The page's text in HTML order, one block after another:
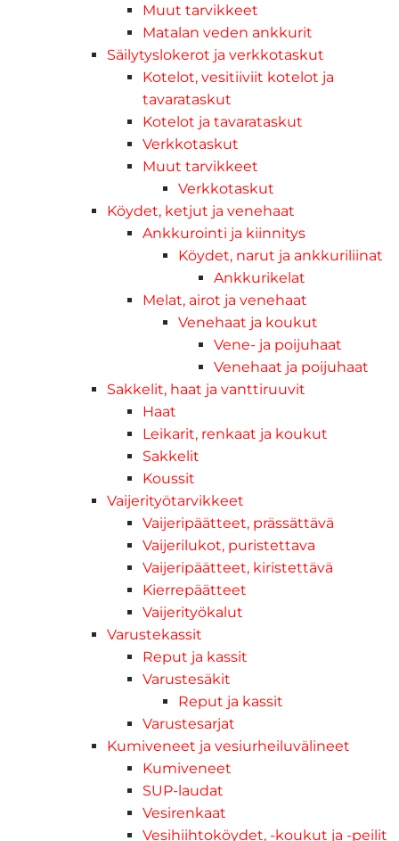
Muut tarvikkeet
Matalan veden ankkurit
Säilytyslokerot ja verkkotaskut
Kotelot, vesitiiviit kotelot ja
tavarataskut
Kotelot ja tavarataskut
Verkkotaskut
Muut tarvikkeet
Verkkotaskut
Köydet, ketjut ja venehaat
Ankkurointi ja kiinnitys
Köydet, narut ja ankkuriliinat
Ankkurikelat
Melat, airot ja venehaat
Venehaat ja koukut
Vene- ja poijuhaat
Venehaat ja poijuhaat
Sakkelit, haat ja vanttiruuvit
Haat
Leikarit, renkaat ja koukut
Sakkelit
Koussit
Vaijerityötarvikkeet
Vaijeripäätteet, prässättävä
Vaijerilukot, puristettava
Vaijeripäätteet, kiristettävä
Kierrepäätteet
Vaijerityökalut
Varustekassit
Reput ja kassit
Varustesäkit
Reput ja kassit
Varustesarjat
Kumiveneet ja vesiurheiluvälineet
Kumiveneet
SUP-laudat
Vesirenkaat
Vesihiihtoköydet, -koukut ja -peilit